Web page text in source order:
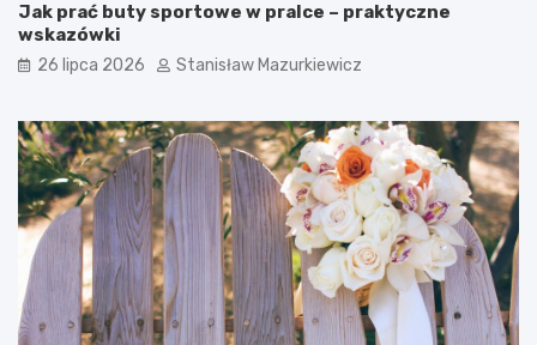
Jak prać buty sportowe w pralce – praktyczne
wskazówki
26 lipca 2026 Stanisław Mazurkiewicz